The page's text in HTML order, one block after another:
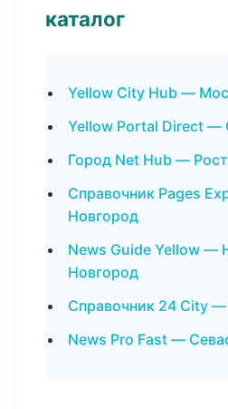
каталог
Yellow City Hub —
Yellow Portal Direct —
Город Net Hub —
Справочник Pages
Новгород
News Guide Yellow —
Новгород
Справочник 24 City —
News Pro Fast —